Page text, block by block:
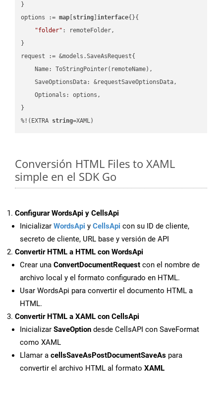
}
options := map string ]interface{}{
"folder" : remoteFolder,
}
request := &models.SaveAsRequest{
    Name: ToStringPointer(remoteName),
    SaveOptionsData: &requestSaveOptionsData,
    Optionals: options,
}
%!(EXTRA string=XAML)
Conversión HTML Files to XAML
simple en el SDK Go
Configurar WordsApi y CellsApi
Inicializar WordsApi y CellsApi con su ID de cliente,
secreto de cliente, URL base y versión de API
Convertir HTML a HTML con WordsApi
Crear una ConvertDocumentRequest con el nombre de
archivo local y el formato configurado en HTML.
Usar WordsApi para convertir el documento HTML a
HTML.
Convertir HTML a XAML con CellsApi
Inicializar SaveOption desde CellsAPI con SaveFormat
como XAML
Llamar a cellsSaveAsPostDocumentSaveAs para
convertir el archivo HTML al formato XAML